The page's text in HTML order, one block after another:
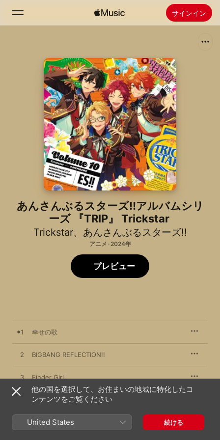
サインイン
ホーム
新着おすすめ
ラジオ
Apple Musicをインストール
あんさんぶるスターズ!!アルバムシリ
ーズ 『TRIP』 Trickstar
Trickstar、 あんさんぶるスターズ!!
アニメ · 2024年
プレビュー
1 幸せの歌
2 BIGBANG REFLECTION!!
3 Finder Girl
Unstoppable Love!
Daydream×Reality
他の国を選択して、お住まいの地域に特化したコ
ンテンツをご覧ください
United States 続ける